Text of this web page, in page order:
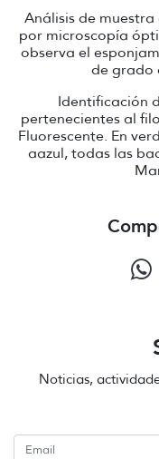
Análisis de
por microscopía
observa el
de grado
Identificación
pertenecientes al
Fluorescente. En
aazul, todas las
Noticias,